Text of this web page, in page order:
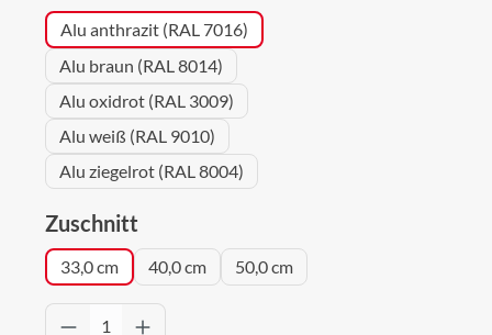
Alu anthrazit (RAL 7016)
Alu braun (RAL 8014)
Alu oxidrot (RAL 3009)
Alu weiß (RAL 9010)
Alu ziegelrot (RAL 8004)
Zuschnitt
33,0 cm 40,0 cm 50,0 cm
Produkt Anzahl: Gib den gewünschten